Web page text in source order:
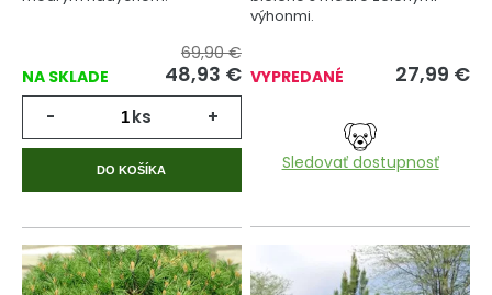
NA SKLADE
69,90 €
48,93 €
- ks +
DO KOŠÍKA
výhonmi.
VYPREDANÉ 27,99 €
Sledovať dostupnosť